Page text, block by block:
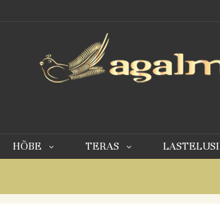
HÕBE TERAS